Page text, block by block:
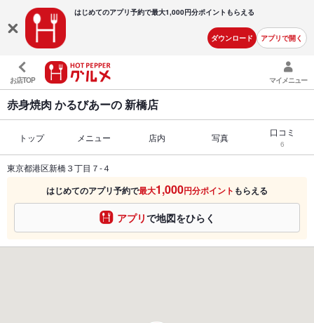
はじめてのアプリ予約で最大1,000円分ポイントもらえる
ダウンロード アプリで開く
お店TOP マイメニュー
赤身焼肉 かるびあーの 新橋店
トップ メニュー 店内 写真 口コミ
6
東京都港区新橋３丁目７-４
はじめてのアプリ予約で最大1,000円分ポイント もらえる
アプリで地図をひらく